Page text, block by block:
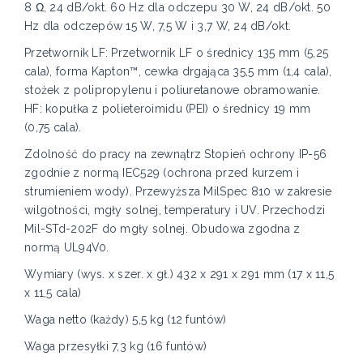
8 Ω, 24 dB/okt. 60 Hz dla odczepu 30 W, 24 dB/okt. 50
Hz dla odczepów 15 W, 7,5 W i 3,7 W, 24 dB/okt.
Przetwornik LF: Przetwornik LF o średnicy 135 mm (5,25
cala), forma Kapton™, cewka drgająca 35,5 mm (1,4 cala),
stożek z polipropylenu i poliuretanowe obramowanie.
HF: kopułka z polieteroimidu (PEI) o średnicy 19 mm
(0,75 cala).
Zdolność do pracy na zewnątrz Stopień ochrony IP-56
zgodnie z normą IEC529 (ochrona przed kurzem i
strumieniem wody). Przewyższa MilSpec 810 w zakresie
wilgotności, mgły solnej, temperatury i UV. Przechodzi
Mil-STd-202F do mgły solnej. Obudowa zgodna z
normą UL94V0.
Wymiary (wys. x szer. x gł.) 432 x 291 x 291 mm (17 x 11,5
x 11,5 cala)
Waga netto (każdy) 5,5 kg (12 funtów)
Waga przesyłki 7,3 kg (16 funtów)